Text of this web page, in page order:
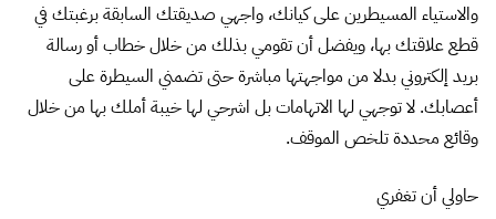
والاستياء المسيطرين على كيانك، واجهي صديقتك السابقة برغبتك في
قطع علاقتك بها، ويفضل أن تقومي بذلك من خلال خطاب أو رسالة
بريد إلكتروني بدلا من مواجهتها مباشرة حتى تضمني السيطرة على
أعصابك. لا توجهي لها الاتهامات بل اشرحي لها خيبة أملك بها من خلال
وقائع محددة تلخص الموقف.
حاولي أن تغفري